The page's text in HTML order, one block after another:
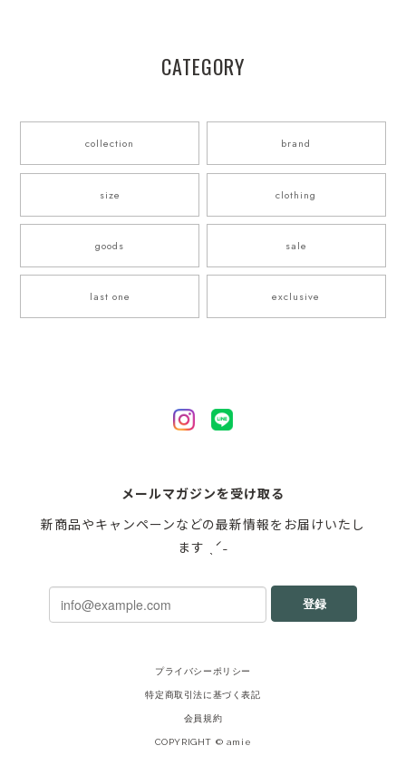
CATEGORY
collection brand
size clothing
goods sale
last one exclusive
メールマガジンを受け取る
新商品やキャンペーンなどの最新情報をお届けいたし
ます ˎˊ˗
登録
プライバシーポリシー
特定商取引法に基づく表記
会員規約
COPYRIGHT © amie